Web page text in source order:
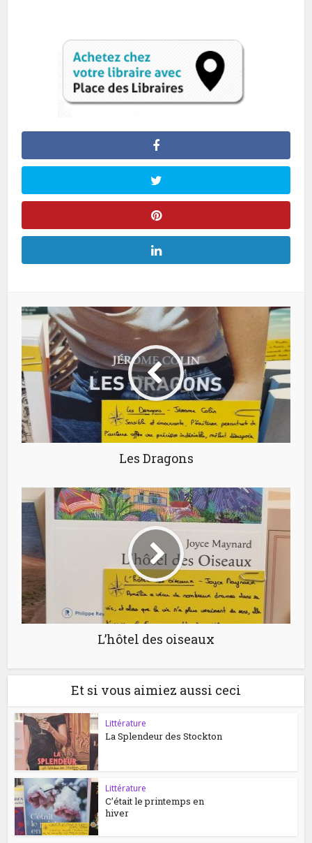
Les Dragons
L’hôtel des oiseaux
Et si vous aimiez aussi ceci
Littérature
La Splendeur des Stockton
Littérature
C’était le printemps en
hiver